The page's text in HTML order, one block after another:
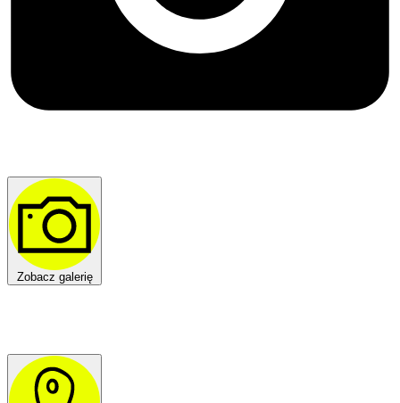
Zobacz galerię